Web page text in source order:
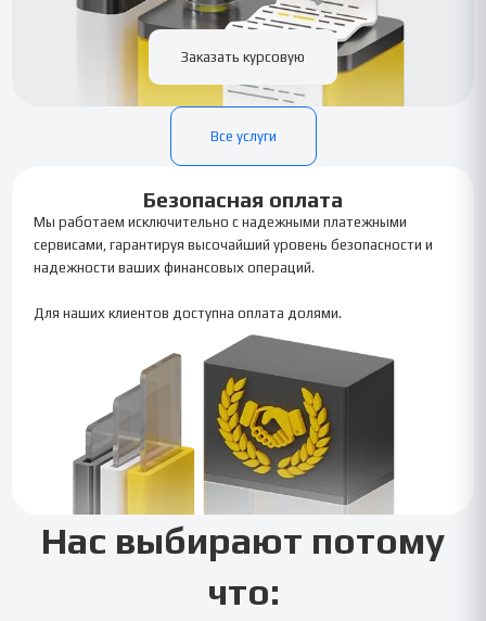
Заказать курсовую
Все услуги
Безопасная оплата
Мы работаем исключительно с надежными платежными
сервисами, гарантируя высочайший уровень безопасности и
надежности ваших финансовых операций.
Для наших клиентов доступна оплата долями.
Нас выбирают потому
что: